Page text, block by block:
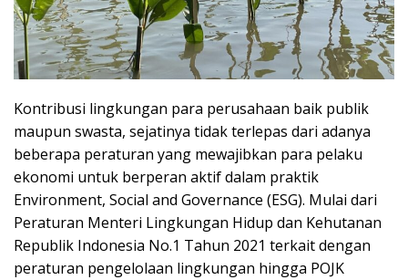
Kontribusi lingkungan para perusahaan baik publik
maupun swasta, sejatinya tidak terlepas dari adanya
beberapa peraturan yang mewajibkan para pelaku
ekonomi untuk berperan aktif dalam praktik
Environment, Social and Governance (ESG). Mulai dari
Peraturan Menteri Lingkungan Hidup dan Kehutanan
Republik Indonesia No.1 Tahun 2021 terkait dengan
peraturan pengelolaan lingkungan hingga POJK